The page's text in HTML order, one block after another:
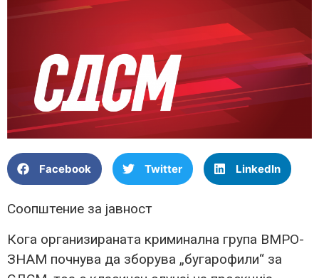
Facebook Twitter LinkedIn
Соопштение за јавност
Кога организираната криминална група ВМРО-
ЗНАМ почнува да зборува „бугарофили“ за